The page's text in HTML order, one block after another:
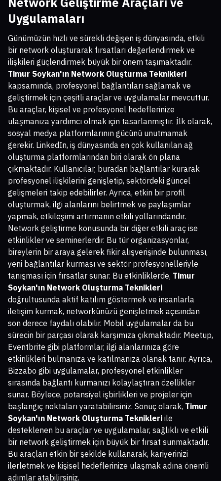
Uygulamaları
Günümüzün hızlı ve sürekli değişen iş dünyasında, etkili
bir network oluşturarak fırsatları değerlendirmek ve
ilişkileri güçlendirmek büyük bir önem taşımaktadır.
Timur Soykan'ın Network Oluşturma Teknikleri
kapsamında, profesyonel bağlantıları sağlamak ve
geliştirmek için çeşitli araçlar ve uygulamalar mevcuttur.
Bu araçlar, kişisel ve profesyonel hedeflerinize
ulaşmanıza yardımcı olmak için tasarlanmıştır. İlk olarak,
sosyal medya platformlarının gücünü unutmamak
gerekir. LinkedIn, iş dünyasında en çok kullanılan ağ
oluşturma platformlarından biri olarak ön plana
çıkmaktadır. Kullanıcılar, buradan bağlantılar kurarak
profesyonel ilişkilerini genişletip, sektördeki güncel
gelişmeleri takip edebilirler. Ayrıca, etkin bir profil
oluşturmak, ilgi alanlarını belirtmek ve paylaşımlar
yapmak, etkileşimi artırmanın etkili yollarındandır.
Network geliştirme konusunda bir diğer etkili araç ise
etkinlikler ve seminerlerdir. Bu tür organizasyonlar,
bireylerin bir araya gelerek fikir alışverişinde bulunması,
yeni bağlantılar kurması ve sektör profesyonelleriyle
tanışması için fırsatlar sunar. Bu etkinliklerde, Timur
Soykan'ın Network Oluşturma Teknikleri
doğrultusunda aktif katılım göstermek ve insanlarla
iletişim kurmak, networkünüzü genişletmek açısından
son derece faydalı olabilir. Mobil uygulamalar da bu
sürecin bir parçası olarak karşımıza çıkmaktadır. Meetup,
Eventbrite gibi platformlar, ilgi alanlarınıza göre
etkinlikleri bulmanıza ve katılmanıza olanak tanır. Ayrıca,
Bizzabo gibi uygulamalar, profesyonel etkinlikler
sırasında bağlantı kurmanızı kolaylaştıran özellikler
sunar. Böylece, potansiyel işbirlikleri ve projeler için
başlangıç noktaları yaratabilirsiniz. Sonuç olarak, Timur
Soykan'ın Network Oluşturma Teknikleri ile
desteklenen bu araçlar ve uygulamalar, sağlıklı ve etkili
bir network geliştirmek için büyük bir fırsat sunmaktadır.
Bu araçları etkin bir şekilde kullanarak, kariyerinizi
ilerletmek ve kişisel hedeflerinize ulaşmak adına önemli
adımlar atabilirsiniz.